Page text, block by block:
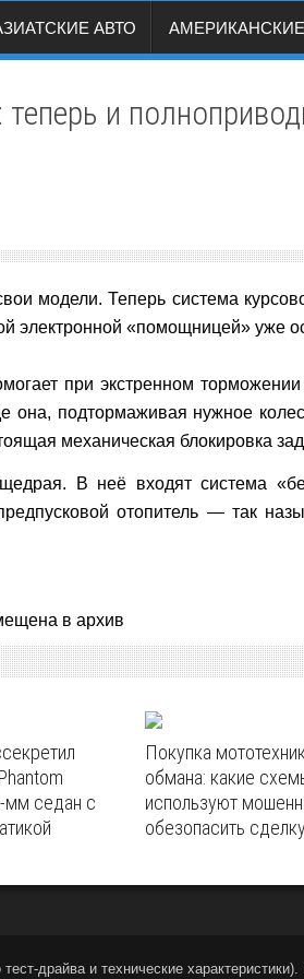
АВТО
и
модели. Теперь система
электронной «помощницей» уже
при экстренном
она, подтормаживая нужное
механическая блокировка
В неё входят система
отопитель — так
в архив
седан с
Покупка
обмана: какие
используют
обезопасить сделку
драйва и технические характеристики).